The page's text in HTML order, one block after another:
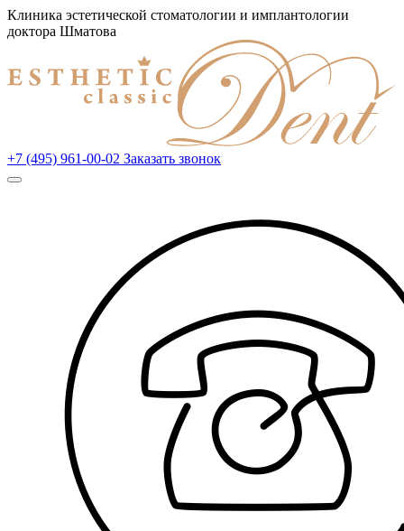
Клиника эстетической стоматологии и имплантологии
доктора Шматова
+7 (495) 961-00-02 Заказать звонок